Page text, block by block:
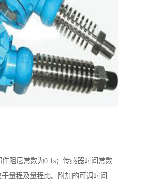
常数为0.1s；传感器时间常数
于量程及量程比。附加的可调时间